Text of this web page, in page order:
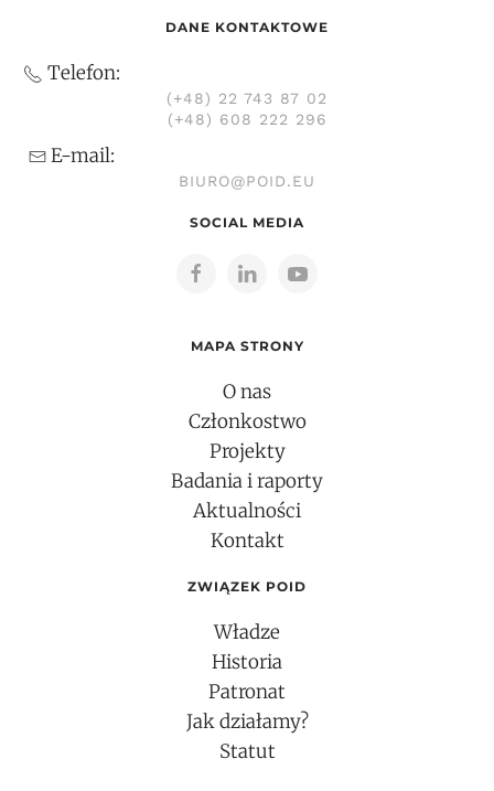
DANE KONTAKTOWE
Telefon:
(+48) 22 743 87 02
(+48) 608 222 296
E-mail:
BIURO@POID.EU
SOCIAL MEDIA
MAPA STRONY
O nas
Członkostwo
Projekty
Badania i raporty
Aktualności
Kontakt
ZWIĄZEK POID
Władze
Historia
Patronat
Jak działamy?
Statut